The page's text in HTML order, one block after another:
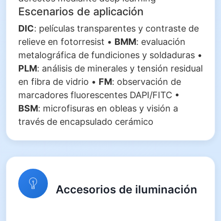
Escenarios de aplicación
DIC: películas transparentes y contraste de
relieve en fotorresist • BMM: evaluación
metalográfica de fundiciones y soldaduras •
PLM: análisis de minerales y tensión residual
en fibra de vidrio • FM: observación de
marcadores fluorescentes DAPI/FITC •
BSM: microfisuras en obleas y visión a
través de encapsulado cerámico
Accesorios de iluminación